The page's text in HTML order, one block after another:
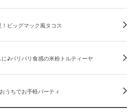
ビッグマック風タコス
♪パリパリ食感の米粉トルティーヤ
うちでお手軽パーティ